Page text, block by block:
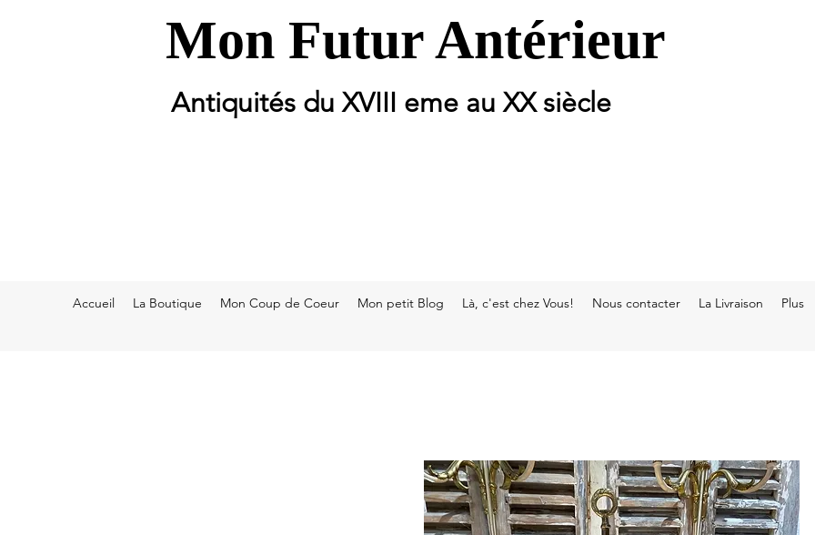
Mon Futur Antérieur
Antiquités du XVIII eme au XX siècle
Accueil La Boutique Mon Coup de Coeur Mon petit Blog Là, c'est chez Vous! Nous contacter La Livraison Plus